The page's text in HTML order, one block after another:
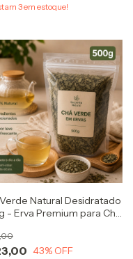
3em estoque!
Natural Desidratado
- Erva Premium para Chá
43% OFF